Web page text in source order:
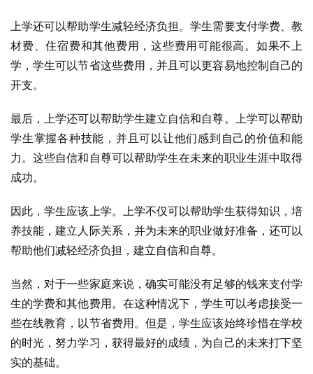
上学还可以帮助学生减轻经济负担。学生需要支付学费、教
材费、住宿费和其他费用，这些费用可能很高。如果不上
学，学生可以节省这些费用，并且可以更容易地控制自己的
开支。
最后，上学还可以帮助学生建立自信和自尊。上学可以帮助
学生掌握各种技能，并且可以让他们感到自己的价值和能
力。这些自信和自尊可以帮助学生在未来的职业生涯中取得
成功。
因此，学生应该上学。上学不仅可以帮助学生获得知识，培
养技能，建立人际关系，并为未来的职业做好准备，还可以
帮助他们减轻经济负担，建立自信和自尊。
当然，对于一些家庭来说，确实可能没有足够的钱来支付学
生的学费和其他费用。在这种情况下，学生可以考虑接受一
些在线教育，以节省费用。但是，学生应该始终珍惜在学校
的时光，努力学习，获得最好的成绩，为自己的未来打下坚
实的基础。